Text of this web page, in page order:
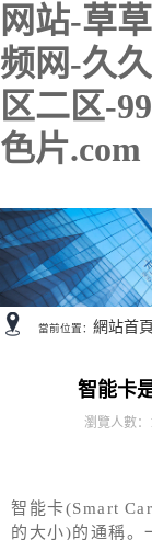
网站-草
频网-久
区二区-
色片.com
當前位置： 網站首頁
智能卡
瀏覽人數：
智能卡(Smart
的大小)的通稱。